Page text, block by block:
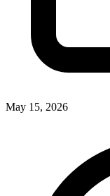
May 15, 2026